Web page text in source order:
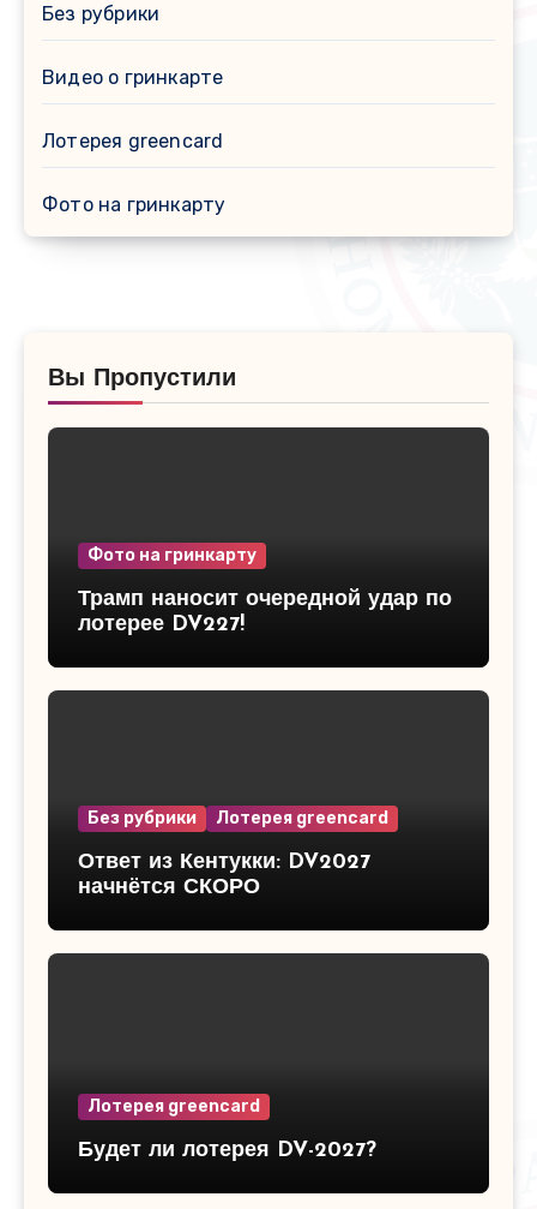
Без рубрики
Видео о гринкарте
Лотерея greencard
Фото на гринкарту
Вы Пропустили
Фото на гринкарту
Трамп наносит очередной удар по
лотерее DV227!
Без рубрики Лотерея greencard
Ответ из Кентукки: DV2027
начнётся СКОРО
Лотерея greencard
Будет ли лотерея DV-2027?